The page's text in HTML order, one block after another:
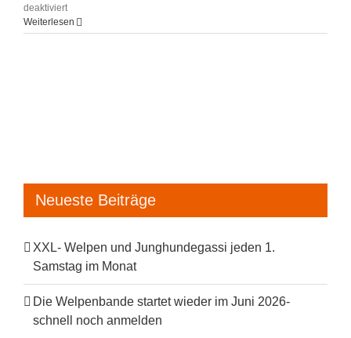
deaktiviertfür
Zughunde-
Trainings-
Weiterlesen
Neueste Beiträge
XXL- Welpen und Junghundegassi jeden 1.
Samstag im Monat
Die Welpenbande startet wieder im Juni 2026-
schnell noch anmelden